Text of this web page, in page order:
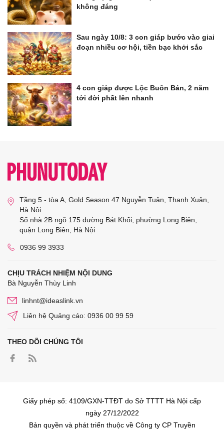
không đáng
Sau ngày 10/8: 3 con giáp bước vào giai
đoạn nhiều cơ hội, tiền bạc khởi sắc
4 con giáp được Lộc Buôn Bán, 2 năm
tới đời phất lên nhanh
Tầng 5 - tòa A, Gold Season 47 Nguyễn Tuân, Thanh Xuân,
Hà Nội
Số nhà 2B ngõ 175 đường Bát Khối, phường Long Biên,
quận Long Biên, Hà Nội
0936 99 3933
CHỊU TRÁCH NHIỆM NỘI DUNG
Bà Nguyễn Thùy Linh
linhnt@ideaslink.vn
Liên hệ Quảng cáo: 0936 00 99 59
THEO DÕI CHÚNG TÔI
Giấy phép số: 4109/GXN-TTĐT do Sở TTTT Hà Nội cấp
ngày 27/12/2022
Bản quyền và phát triển thuộc về Công ty CP Truyền